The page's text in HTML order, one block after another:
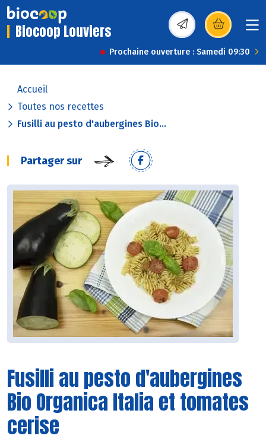
Biocoop Louviers (s’ouvre dans une
Prochaine ouverture : Samedi 09:30
Accueil
Toutes nos recettes
Fusilli au pesto d'aubergines Bio...
Partager sur
Fusilli au pesto d'aubergines
Bio Organica Italia et tomates
cerise